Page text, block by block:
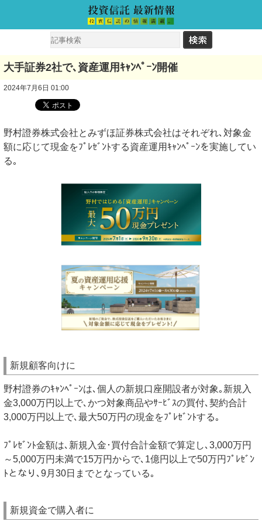
大手証券2社で､資産運用ｷｬﾝﾍﾟｰﾝ開催
2024年7月6日 01:00
野村證券株式会社とみずほ証券株式会社はそれぞれ､対象金
額に応じて現金をﾌﾟﾚｾﾞﾝﾄする資産運用ｷｬﾝﾍﾟｰﾝを実施してい
る｡
新規顧客向けに
野村證券のｷｬﾝﾍﾟｰﾝは､個人の新規口座開設者が対象｡新規入
金3,000万円以上で､かつ対象商品やｻｰﾋﾞｽの買付､契約合計
3,000万円以上で､最大50万円の現金をﾌﾟﾚｾﾞﾝﾄする｡
ﾌﾟﾚｾﾞﾝﾄ金額は､新規入金･買付合計金額で算定し､3,000万円
～5,000万円未満で15万円からで､1億円以上で50万円ﾌﾟﾚｾﾞﾝ
ﾄとなり､9月30日までとなっている｡
新規資金で購入者に